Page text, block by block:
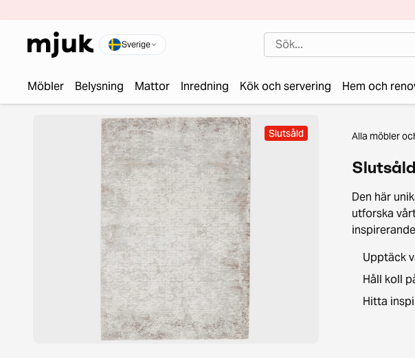
Sverige
Möbler Belysning Mattor Inredning Kök och servering Hem och
Slutsåld Alla möbler
Slutsåld
Den här
utforska
Upptäck
Håll koll
Hitta